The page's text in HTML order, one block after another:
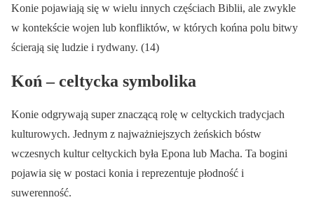
Konie pojawiają się w wielu innych częściach Biblii, ale zwykle
w kontekście wojen lub konfliktów, w których końna polu bitwy
ścierają się ludzie i rydwany. (14)
Koń – celtycka symbolika
Konie odgrywają super znaczącą rolę w celtyckich tradycjach
kulturowych. Jednym z najważniejszych żeńskich bóstw
wczesnych kultur celtyckich była Epona lub Macha. Ta bogini
pojawia się w postaci konia i reprezentuje płodność i
suwerenność.